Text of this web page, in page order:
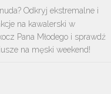
Odkryj ekstremalne i
na kawalerski w
Pana Młodego i sprawdź
na męski weekend!